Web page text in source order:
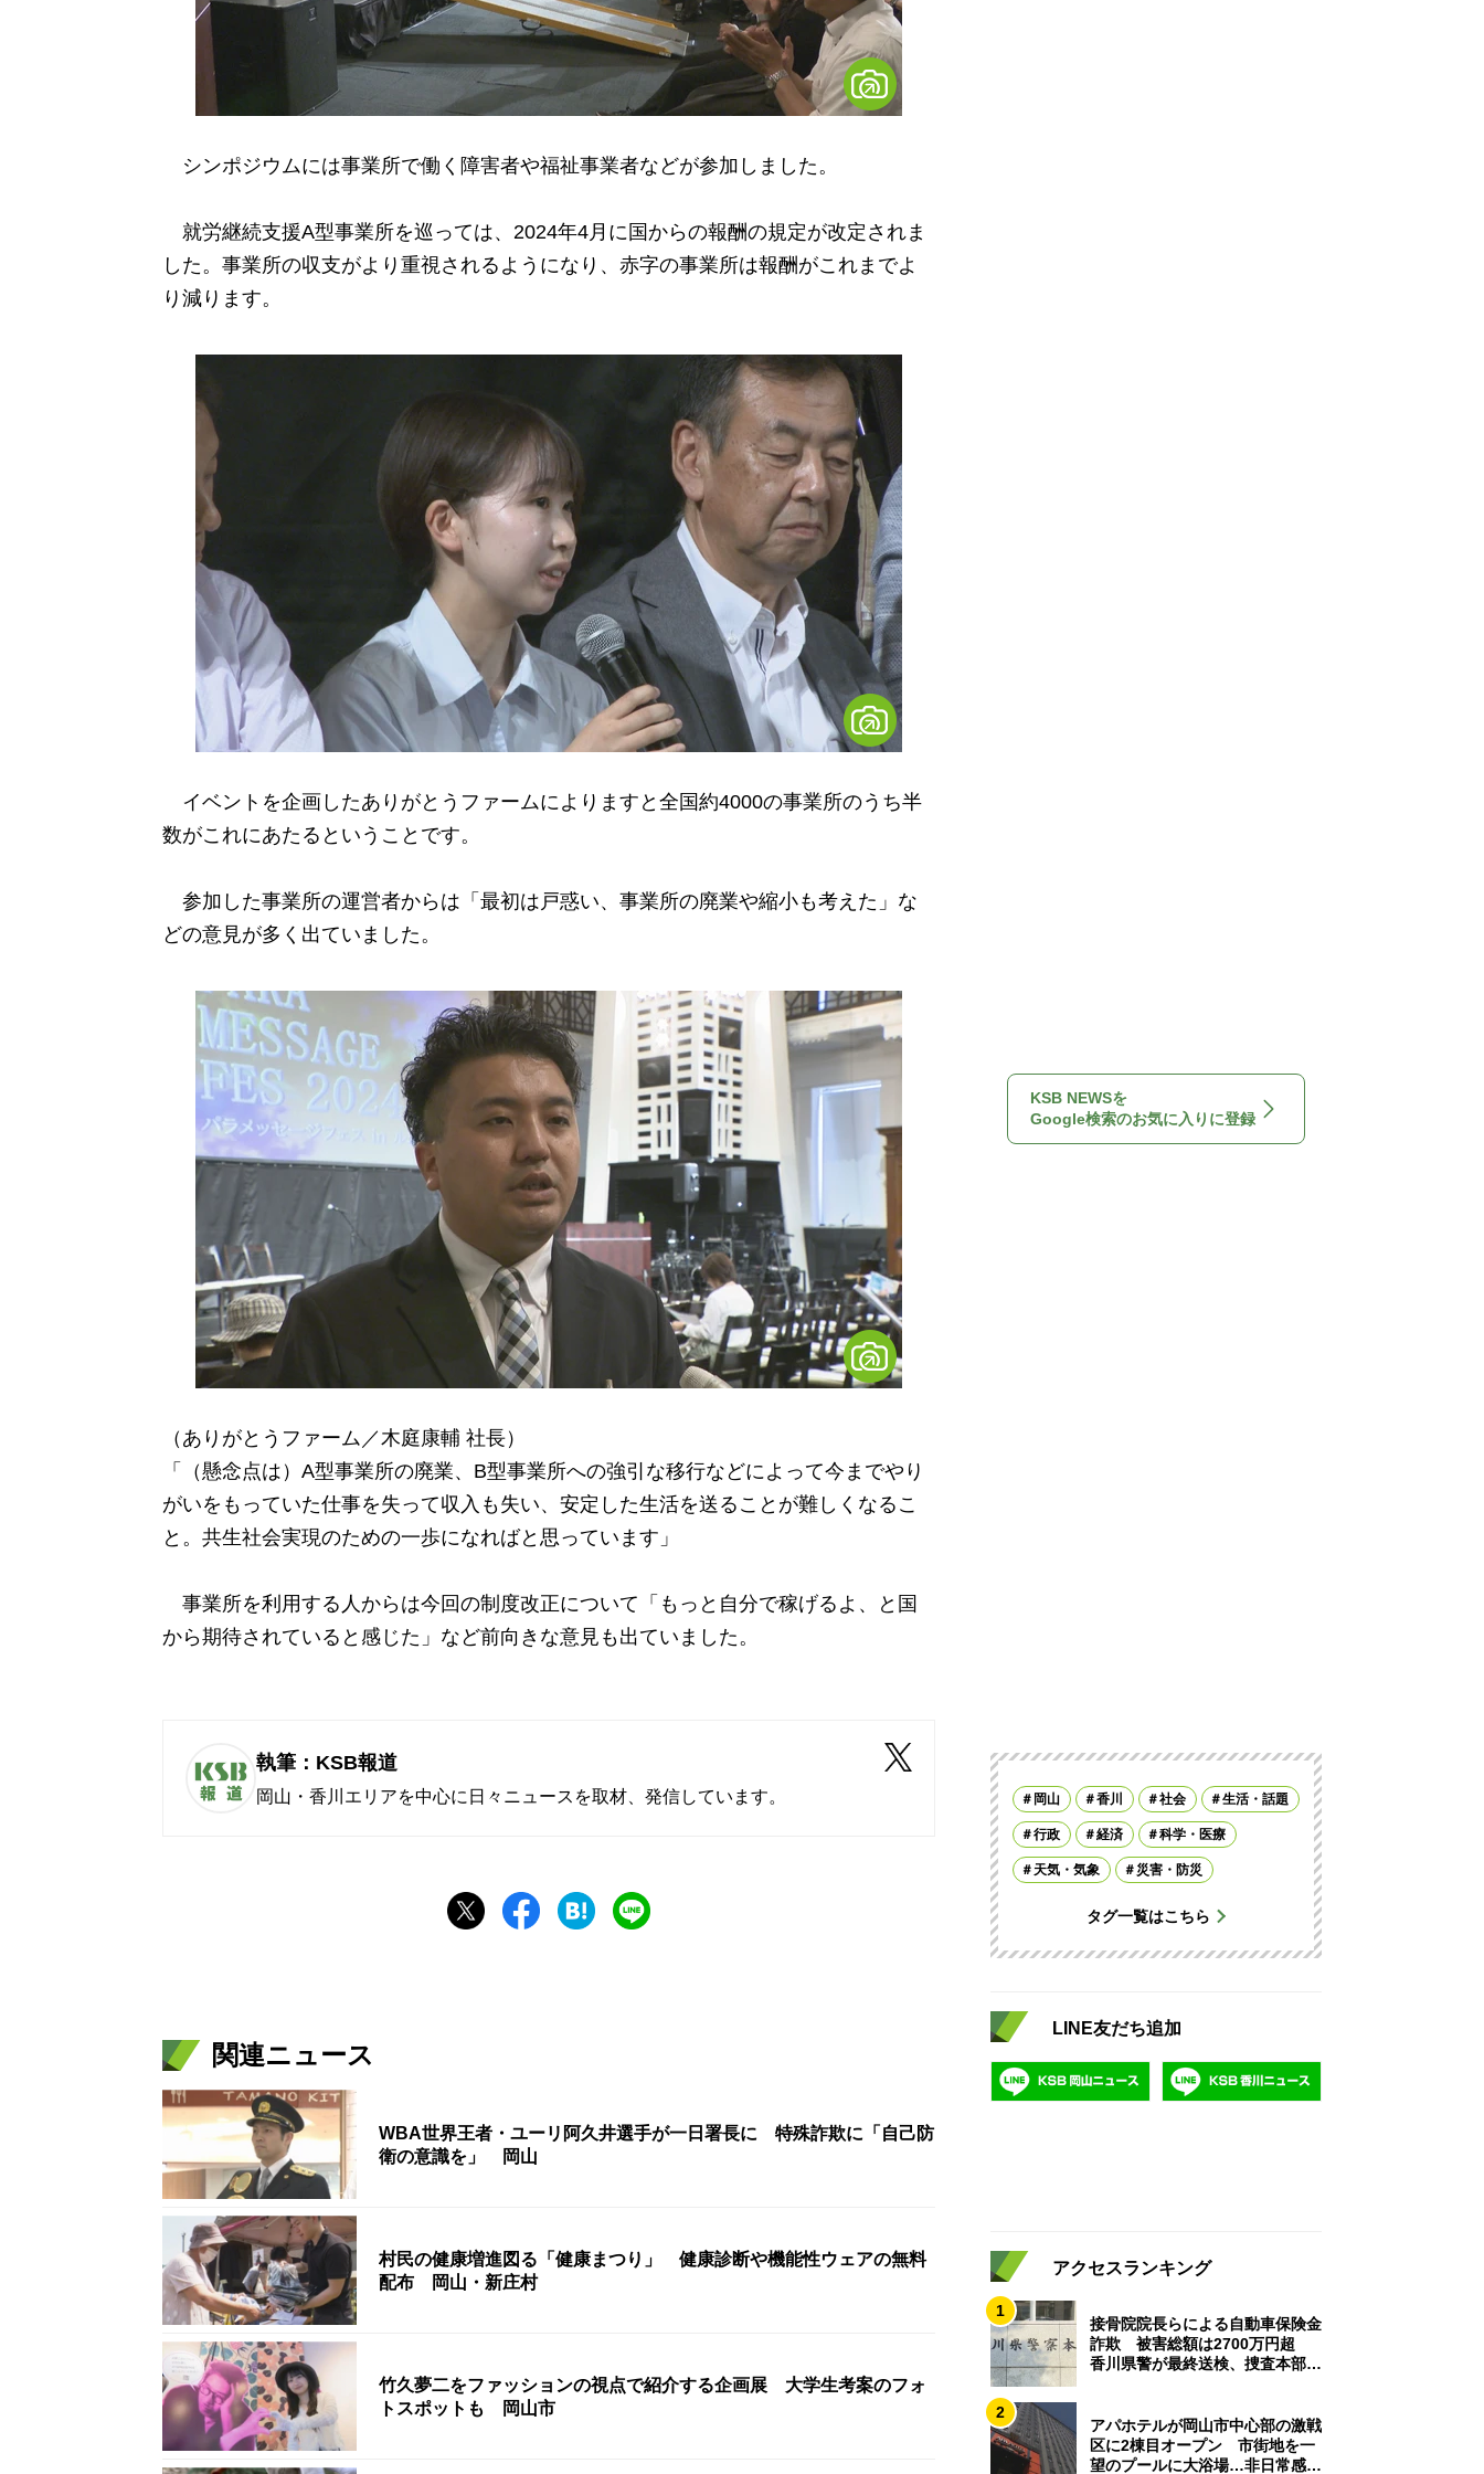
シンポジウムには事業所で働く障害者や福祉事業者などが参加しました。
就労継続支援A型事業所を巡っては、2024年4月に国からの報酬の規定が改定されま
した。事業所の収支がより重視されるようになり、赤字の事業所は報酬がこれまでよ
り減ります。
イベントを企画したありがとうファームによりますと全国約4000の事業所のうち半
数がこれにあたるということです。
参加した事業所の運営者からは「最初は戸惑い、事業所の廃業や縮小も考えた」な
どの意見が多く出ていました。
（ありがとうファーム／木庭康輔 社長）
「（懸念点は）A型事業所の廃業、B型事業所への強引な移行などによって今までやり
がいをもっていた仕事を失って収入も失い、安定した生活を送ることが難しくなるこ
と。共生社会実現のための一歩になればと思っています」
事業所を利用する人からは今回の制度改正について「もっと自分で稼げるよ、と国
から期待されていると感じた」など前向きな意見も出ていました。
執筆：KSB報道
岡山・香川エリアを中心に日々ニュースを取材、発信しています。
関連ニュース
WBA世界王者・ユーリ阿久井選手が一日署長に 特殊詐欺に「自己防
衛の意識を」 岡山
村民の健康増進図る「健康まつり」 健康診断や機能性ウェアの無料
配布 岡山・新庄村
竹久夢二をファッションの視点で紹介する企画展 大学生考案のフォ
トスポットも 岡山市
KSB NEWSを
Google検索のお気に入りに登録
岡山 香川 社会 生活・話題
行政 経済 科学・医療
天気・気象 災害・防災
タグ一覧はこちら
LINE友だち追加
アクセスランキング
1
接骨院院長らによる自動車保険金
詐欺 被害総額は2700万円超
香川県警が最終送検、捜査本部解
2
アパホテルが岡山市中心部の激戦
区に2棟目オープン 市街地を一
望のプールに大浴場…非日常感を